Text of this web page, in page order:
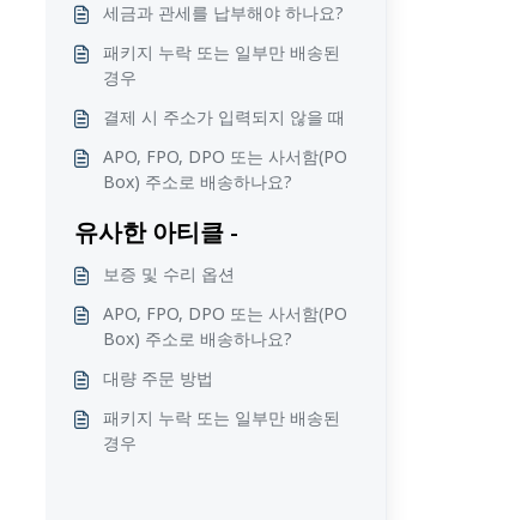
세금과 관세를 납부해야 하나요?
패키지 누락 또는 일부만 배송된
경우
결제 시 주소가 입력되지 않을 때
APO, FPO, DPO 또는 사서함(PO
Box) 주소로 배송하나요?
유사한 아티클 -
보증 및 수리 옵션
APO, FPO, DPO 또는 사서함(PO
Box) 주소로 배송하나요?
대량 주문 방법
패키지 누락 또는 일부만 배송된
경우